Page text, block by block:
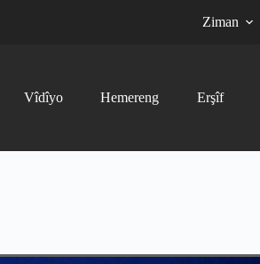
Ziman
Vîdîyo Hemereng Erşîf